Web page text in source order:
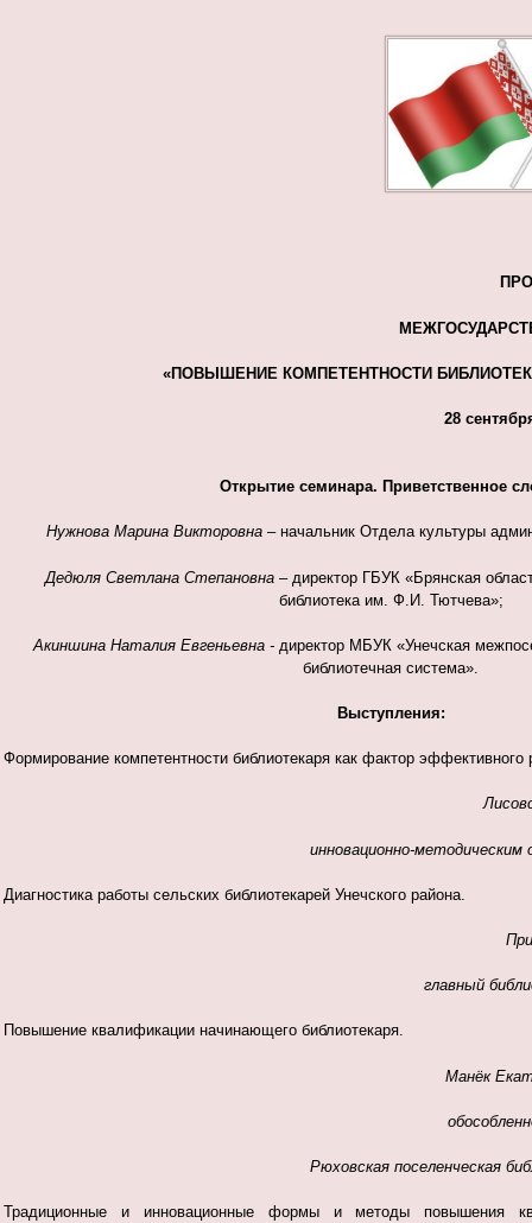
«ПОВЫШЕНИЕ КОМПЕТЕНТНОСТИ
28
Открытие семинара. Приветственное
Нужнова Марина Викторовна – начальник Отдела культуры
Дедюля Светлана Степановна – директор ГБУК «Брянская
библиотека им. Ф.И. Тютчева»;
Акиншина Наталия Евгеньевна - директор МБУК «Унечская
библиотечная система».
Выступления:
Формирование компетентности библиотекаря как фактор эффективного
инновационно-
Диагностика работы сельских библиотекарей Унечского района.
главный
Повышение квалификации начинающего библиотекаря.
Манёк
Рюховская поселенческая
Традиционные и инновационные формы и методы повышения